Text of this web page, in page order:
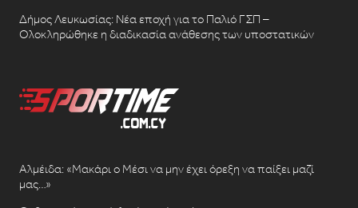
Δήμος Λευκωσίας: Νέα εποχή για το Παλιό ΓΣΠ –
Ολοκληρώθηκε η διαδικασία ανάθεσης των υποστατικών
Αλμέιδα: «Μακάρι ο Μέσι να μην έχει όρεξη να παίξει μαζί
μας…»